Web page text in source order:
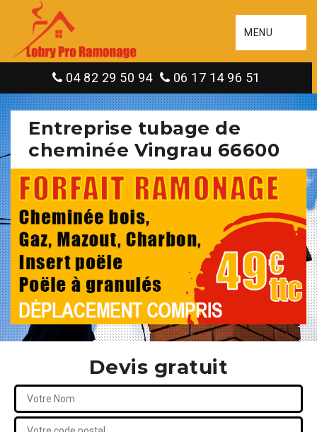
MENU
04 82 29 50 94 06 17 14 96 51
Entreprise tubage de
cheminée Vingrau 66600
Devis gratuit